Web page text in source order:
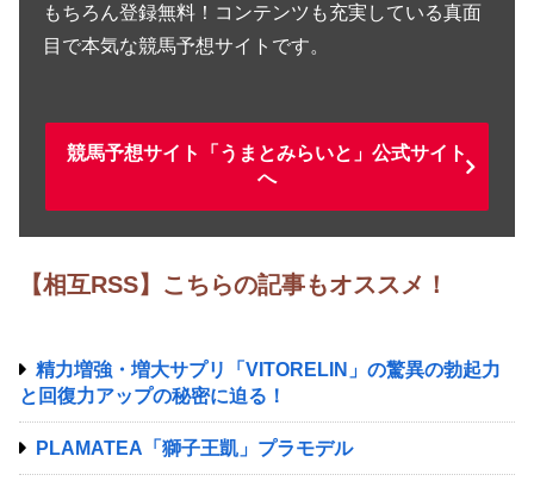
もちろん登録無料！コンテンツも充実している真面
目で本気な競馬予想サイトです。
競馬予想サイト「うまとみらいと」公式サイト
へ
【相互RSS】こちらの記事もオススメ！
精力増強・増大サプリ「VITORELIN」の驚異の勃起力
と回復力アップの秘密に迫る！
PLAMATEA「獅子王凱」プラモデル